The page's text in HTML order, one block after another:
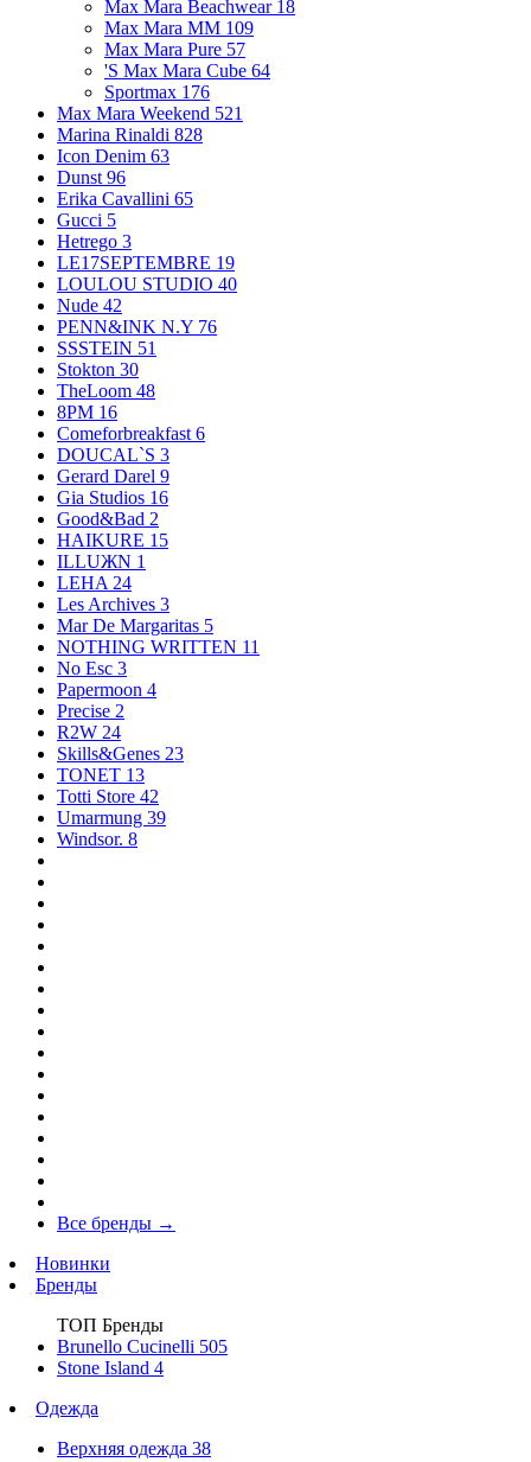
Max Mara Beachwear 18
Max Mara MM 109
Max Mara Pure 57
'S Max Mara Cube 64
Sportmax 176
Max Mara Weekend 521
Marina Rinaldi 828
Icon Denim 63
Dunst 96
Erika Cavallini 65
Gucci 5
Hetrego 3
LE17SEPTEMBRE 19
LOULOU STUDIO 40
Nude 42
PENN&INK N.Y 76
SSSTEIN 51
Stokton 30
TheLoom 48
8PM 16
Comeforbreakfast 6
DOUCAL`S 3
Gerard Darel 9
Gia Studios 16
Good&Bad 2
HAIKURE 15
ILLUЖN 1
LEHA 24
Les Archives 3
Mar De Margaritas 5
NOTHING WRITTEN 11
No Esc 3
Papermoon 4
Precise 2
R2W 24
Skills&Genes 23
TONET 13
Totti Store 42
Umarmung 39
Windsor. 8
Все бренды →
Новинки
Бренды
ТОП Бренды
Brunello Cucinelli 505
Stone Island 4
Одежда
Верхняя одежда 38